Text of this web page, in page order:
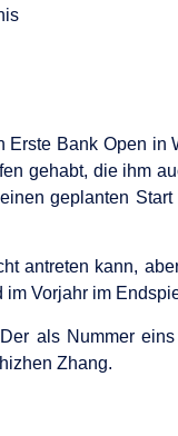
Bank Open in
gehabt, die ihm
geplanten
antreten kann,
Vorjahr im
als Nummer
Zhang.